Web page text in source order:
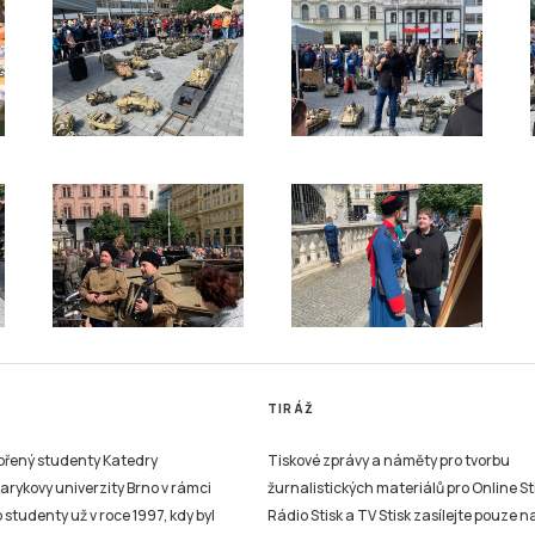
studenty Katedry
univerzity Brno v rámci
už v roce 1997, kdy byl
TIRÁŽ
Tiskové zprávy a náměty pro tvorbu
žurnalistických materiálů pro Online
Rádio Stisk a TV Stisk zasílejte pouze